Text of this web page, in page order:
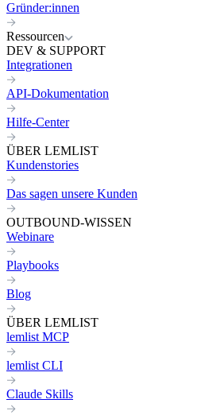
Gründer:innen
Ressourcen
DEV & SUPPORT
Integrationen
API-Dokumentation
Hilfe-Center
ÜBER LEMLIST
Kundenstories
Das sagen unsere Kunden
OUTBOUND-WISSEN
Webinare
Playbooks
Blog
ÜBER LEMLIST
lemlist MCP
lemlist CLI
Claude Skills